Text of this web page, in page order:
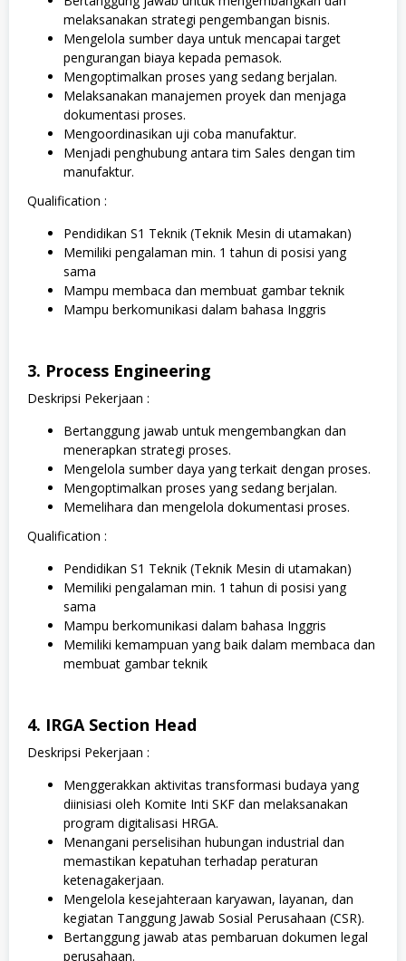
melaksanakan strategi pengembangan bisnis.
Mengelola sumber daya untuk mencapai target
pengurangan biaya kepada pemasok.
Mengoptimalkan proses yang sedang berjalan.
Melaksanakan manajemen proyek dan menjaga
dokumentasi proses.
Mengoordinasikan uji coba manufaktur.
Menjadi penghubung antara tim Sales dengan tim
manufaktur.
Qualification :
Pendidikan S1 Teknik (Teknik Mesin di utamakan)
Memiliki pengalaman min. 1 tahun di posisi yang
sama
Mampu membaca dan membuat gambar teknik
Mampu berkomunikasi dalam bahasa Inggris
3. Process Engineering
Deskripsi Pekerjaan :
Bertanggung jawab untuk mengembangkan dan
menerapkan strategi proses.
Mengelola sumber daya yang terkait dengan proses.
Mengoptimalkan proses yang sedang berjalan.
Memelihara dan mengelola dokumentasi proses.
Qualification :
Pendidikan S1 Teknik (Teknik Mesin di utamakan)
Memiliki pengalaman min. 1 tahun di posisi yang
sama
Mampu berkomunikasi dalam bahasa Inggris
Memiliki kemampuan yang baik dalam membaca dan
membuat gambar teknik
4. IRGA Section Head
Deskripsi Pekerjaan :
Menggerakkan aktivitas transformasi budaya yang
diinisiasi oleh Komite Inti SKF dan melaksanakan
program digitalisasi HRGA.
Menangani perselisihan hubungan industrial dan
memastikan kepatuhan terhadap peraturan
ketenagakerjaan.
Mengelola kesejahteraan karyawan, layanan, dan
kegiatan Tanggung Jawab Sosial Perusahaan (CSR).
Bertanggung jawab atas pembaruan dokumen legal
perusahaan.